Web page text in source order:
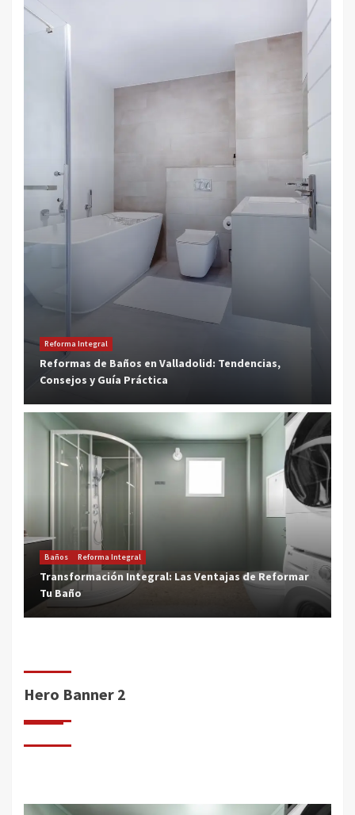
Reforma Integral
Reformas de Baños en Valladolid: Tendencias,
Consejos y Guía Práctica
Baños Reforma Integral
Transformación Integral: Las Ventajas de Reformar
Tu Baño
Hero Banner 2